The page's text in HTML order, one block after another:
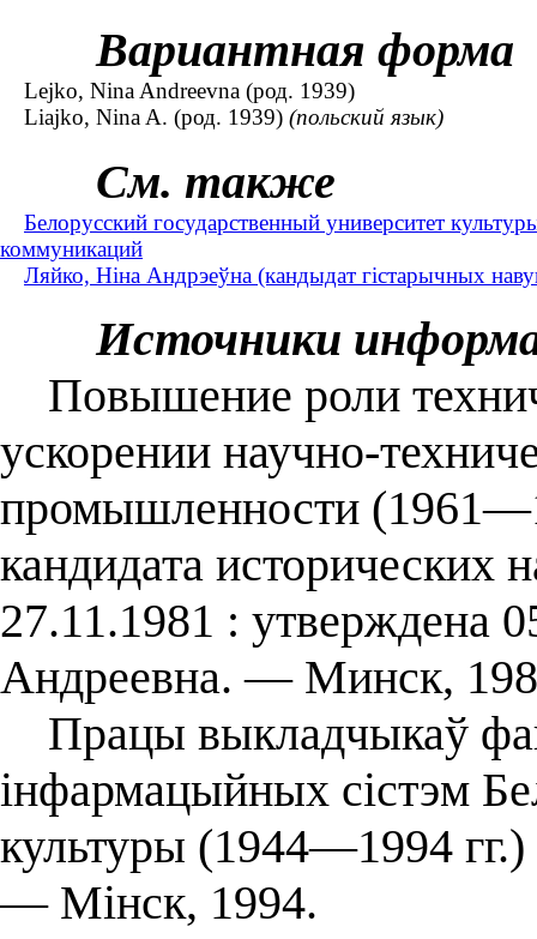
Вариантная форма
Lejko, Nina Andreevna (род. 1939)
Liajko, Nina A. (род. 1939) (польский язык)
См. также
Белорусский государственный университет
коммуникаций
Ляйко, Ніна Андрэеўна (кандыдат гістарычных
Источники
Повышение роли
ускорении научно-
промышленности
кандидата исторических
27.11.1981 : утверждена
Андреевна. — Минск,
Працы выкладчыкаў
інфармацыйных сістэм
культуры (1944—1994 гг.)
— Мінск, 1994.